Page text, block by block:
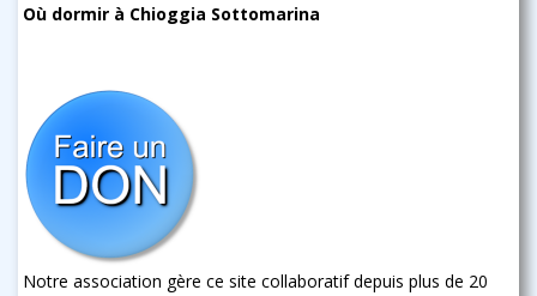
Où dormir à Chioggia Sottomarina
Notre association gère ce site collaboratif depuis plus de 20